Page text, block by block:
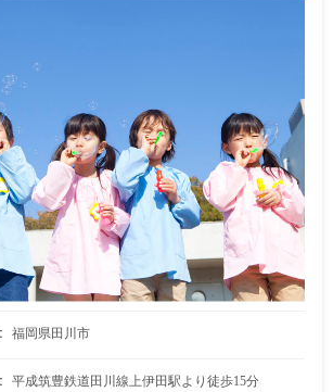
福岡県田川市
平成筑豊鉄道田川線上伊田駅より徒歩15分